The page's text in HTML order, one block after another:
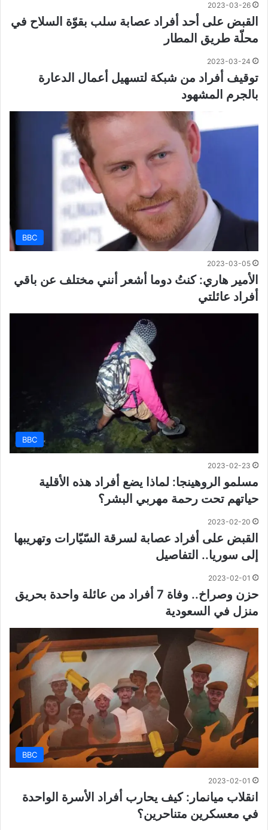
2023-03-26
القبض على أحد أفراد عصابة سلب بقوّة السلاح في
محلّة طريق المطار
2023-03-24
توقيف أفراد من شبكة لتسهيل أعمال الدعارة
بالجرم المشهود
BBC
2023-03-05
الأمير هاري: كنتُ دوما أشعر أنني مختلف عن باقي
أفراد عائلتي
BBC
2023-02-23
مسلمو الروهينجا: لماذا يضع أفراد هذه الأقلية
حياتهم تحت رحمة مهربي البشر؟
2023-02-20
القبض على أفراد عصابة لسرقة السّيّارات وتهريبها
إلى سوريا.. التفاصيل
2023-02-01
حزن وصراخ.. وفاة 7 أفراد من عائلة واحدة بحريق
منزل في السعودية
BBC
2023-02-01
انقلاب ميانمار: كيف يحارب أفراد الأسرة الواحدة
في معسكرين متناحرين؟